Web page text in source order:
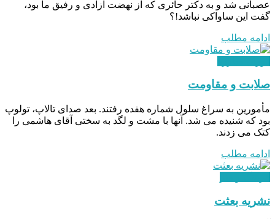
عصبانی شد و به دکتر حائری که از نهضت آزادی و رفیق ما بود،
گفت این ساواکی نباشد!؟
ادامه مطلب
صلابت و مقاومت
مأمورین به سراغ سلول شماره هفده رفتند. بعد صدای تالاپ، تولوپ
بود که شنیده می شد. آنها با مشت و لگد به سختی آقای هاشمی را
کتک می زدند.
ادامه مطلب
نشریه بعثت